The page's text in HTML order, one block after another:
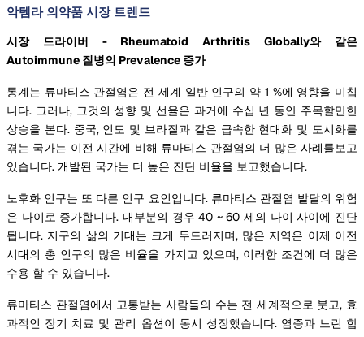
악템라 의약품 시장 트렌드
시장 드라이버 - Rheumatoid Arthritis Globally와 같은
Autoimmune 질병의 Prevalence 증가
통계는 류마티스 관절염은 전 세계 일반 인구의 약 1 %에 영향을 미칩
니다. 그러나, 그것의 성향 및 선율은 과거에 수십 년 동안 주목할만한
상승을 본다. 중국, 인도 및 브라질과 같은 급속한 현대화 및 도시화를
겪는 국가는 이전 시간에 비해 류마티스 관절염의 더 많은 사례를보고
있습니다. 개발된 국가는 더 높은 진단 비율을 보고했습니다.
노후화 인구는 또 다른 인구 요인입니다. 류마티스 관절염 발달의 위험
은 나이로 증가합니다. 대부분의 경우 40 ~ 60 세의 나이 사이에 진단
됩니다. 지구의 삶의 기대는 크게 두드러지며, 많은 지역은 이제 이전
시대의 총 인구의 많은 비율을 가지고 있으며, 이러한 조건에 더 많은
수용 할 수 있습니다.
류마티스 관절염에서 고통받는 사람들의 수는 전 세계적으로 붓고, 효
과적인 장기 치료 및 관리 옵션이 동시 성장했습니다. 염증과 느린 합